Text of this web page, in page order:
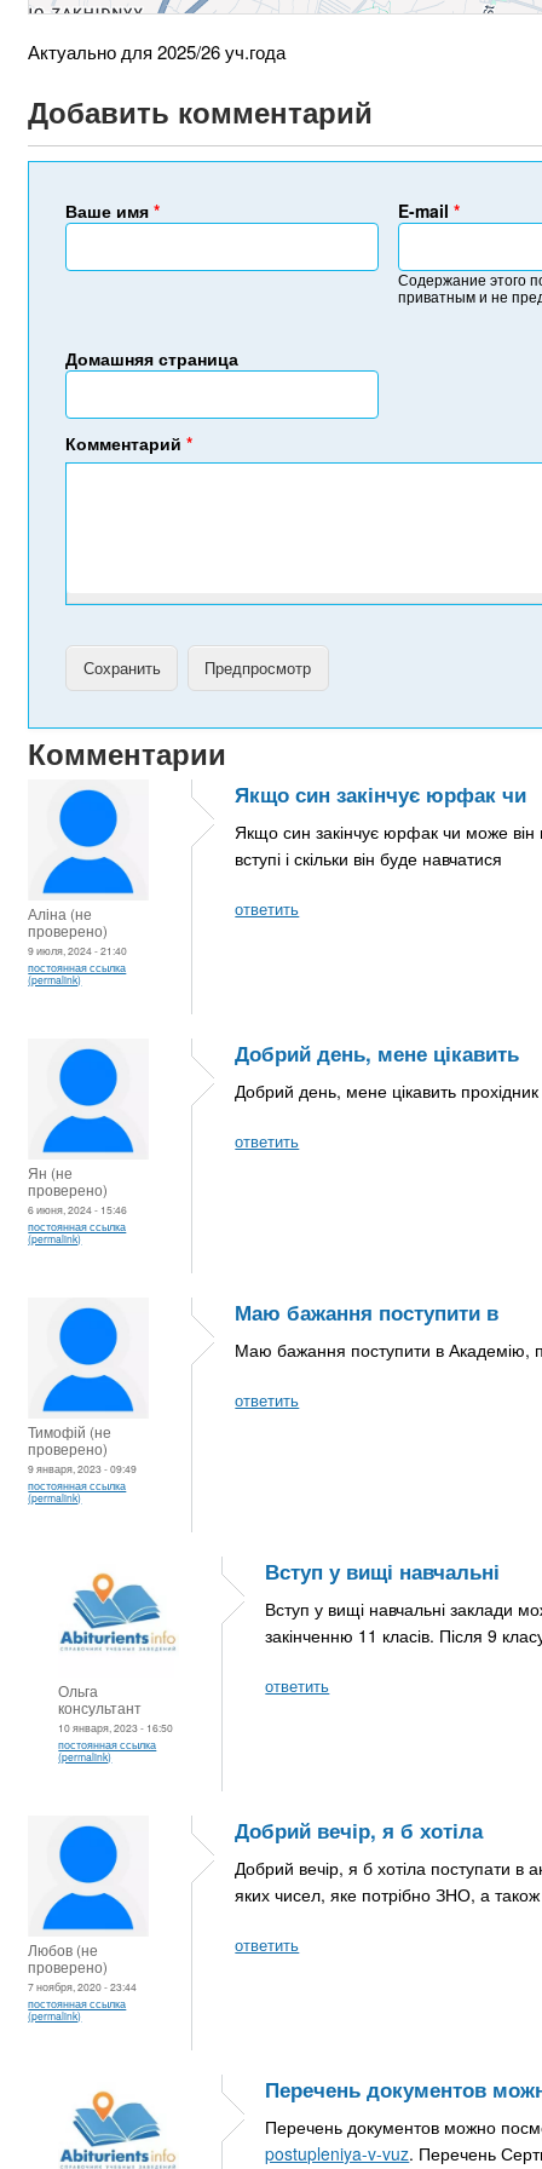
Актуально для 2025/26 уч.года
Добавить комментарий
Ваше имя* E-mail *
Содержание этого
приватным и не
Домашняя страница
Комментарий*
Комментарии
Аліна (не
проверено)
9 июля, 2024 - 21:40
постоянная ссылка
(permalink)
Якщо син закінчує юрфак чи
Якщо син закінчує юрфак чи може він
вступі і скільки він буде навчатися
ответить
Ян (не
проверено)
6 июня, 2024 - 15:46
постоянная ссылка
(permalink)
Добрий день, мене цікавить
Добрий день, мене цікавить
ответить
Тимофій (не
проверено)
9 января, 2023 - 09:49
постоянная ссылка
(permalink)
Маю бажання поступити в
Маю бажання поступити в Академію,
ответить
Ольга
консультант
10 января, 2023 - 16:50
постоянная ссылка
(permalink)
Вступ у вищі навчальні
Вступ у вищі навчальні заклади
закінченню 11 класів. Після 9
ответить
Любов (не
проверено)
7 ноября, 2020 - 23:44
постоянная ссылка
(permalink)
Добрий вечір, я б хотіла
Добрий вечір, я б хотіла поступати в
яких чисел, яке потрібно ЗНО, а
ответить
Перечень документов
Перечень документов можно
postupleniya-v-vuz. Перечень